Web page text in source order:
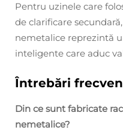
Pentru uzinele care
de clarificare
nemetalice reprezintă
inteligente care aduc
Întrebări
Din ce sunt fabricate
nemetalice?